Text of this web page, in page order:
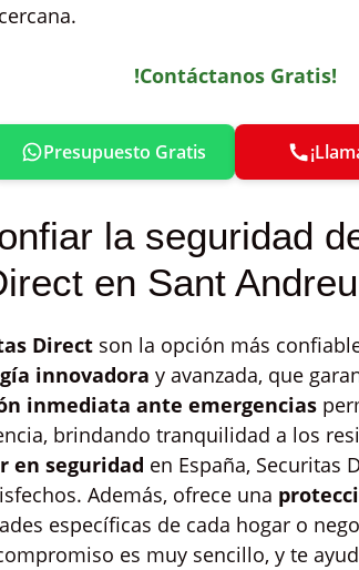
!Contáctanos Gratis!
Presupuesto Gratis
la seguridad
en Sant
Direct son la opción más
innovadora y avanzada, que
inmediata ante emergencias
brindando tranquilidad a los
en seguridad en España, Securitas
Además, ofrece una
específicas de cada hogar o
es muy sencillo, y te